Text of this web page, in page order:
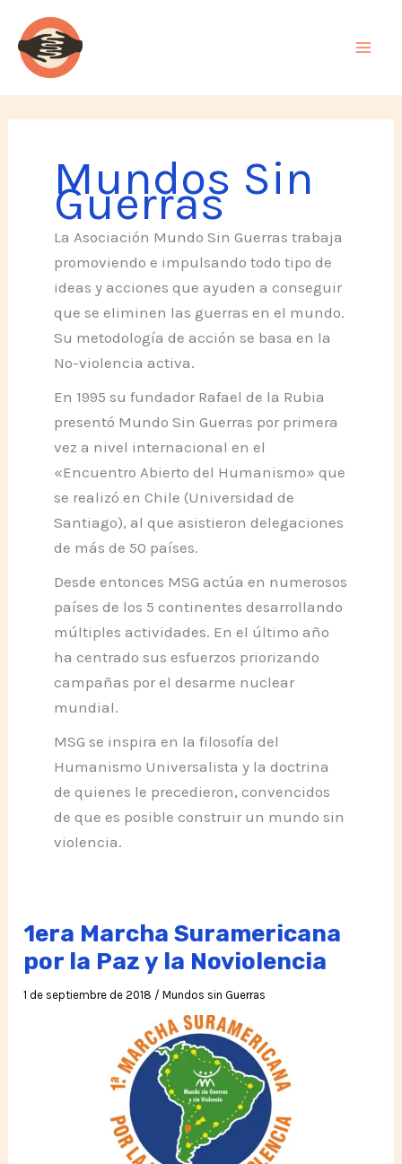
contenido
Mundos Sin
Guerras
La Asociación Mundo Sin Guerras trabaja
promoviendo e impulsando todo tipo de
ideas y acciones que ayuden a conseguir
que se eliminen las guerras en el mundo.
Su metodología de acción se basa en la
No-violencia activa.
En 1995 su fundador Rafael de la Rubia
presentó Mundo Sin Guerras por primera
vez a nivel internacional en el
«Encuentro Abierto del Humanismo» que
se realizó en Chile (Universidad de
Santiago), al que asistieron delegaciones
de más de 50 países.
Desde entonces MSG actúa en numerosos
países de los 5 continentes desarrollando
múltiples actividades. En el último año
ha centrado sus esfuerzos priorizando
campañas por el desarme nuclear
mundial.
MSG se inspira en la filosofía del
Humanismo Universalista y la doctrina
de quienes le precedieron, convencidos
de que es posible construir un mundo sin
violencia.
1era Marcha Suramericana
por la Paz y la Noviolencia
1 de septiembre de 2018 /Mundos sin Guerras